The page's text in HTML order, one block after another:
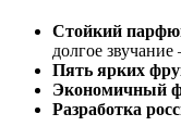
Стойкий
долгое
Пять ярких
Экономичный
Разработка